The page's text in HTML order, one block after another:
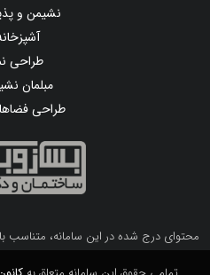
نشیمن و
آشپزخانه
طراحی نما
مبلمان
طراحی
محتوای درج شده در این سامانه، متناسب